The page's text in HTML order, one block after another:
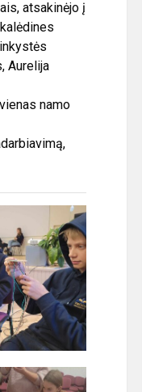
atsakinėjo į
Aurelija
namo